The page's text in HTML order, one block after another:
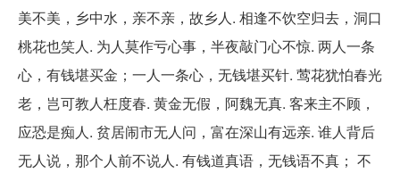
美不美，乡中水，亲不亲，故乡人. 相逢不饮空归去，洞口
桃花也笑人. 为人莫作亏心事，半夜敲门心不惊. 两人一条
心，有钱堪买金；一人一条心，无钱堪买针. 莺花犹怕春光
老，岂可教人枉度春. 黄金无假，阿魏无真. 客来主不顾，
应恐是痴人. 贫居闹市无人问，富在深山有远亲. 谁人背后
无人说，那个人前不说人. 有钱道真语，无钱语不真； 不